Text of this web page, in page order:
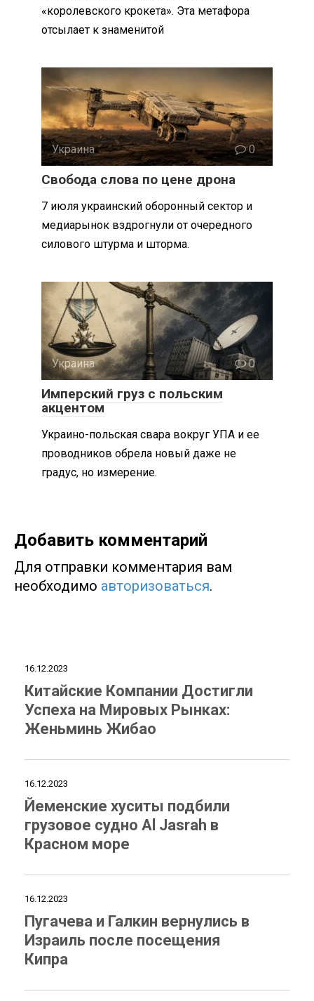
«королевского крокета». Эта метафора
отсылает к знаменитой
Украина 0
Свобода слова по цене дрона
7 июля украинский оборонный сектор и
медиарынок вздрогнули от очередного
силового штурма и шторма.
Украина 0
Имперский груз с польским
акцентом
Украино-польская свара вокруг УПА и ее
проводников обрела новый даже не
градус, но измерение.
Добавить комментарий
Для отправки комментария вам
необходимо авторизоваться.
16.12.2023
Китайские Компании Достигли
Успеха на Мировых Рынках:
Женьминь Жибао
16.12.2023
Йеменские хуситы подбили
грузовое судно Al Jasrah в
Красном море
16.12.2023
Пугачева и Галкин вернулись в
Израиль после посещения
Кипра